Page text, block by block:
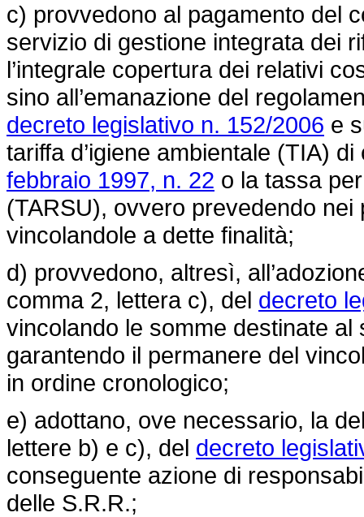
c) provvedono al pagamento del
servizio di gestione integrata dei
l’integrale copertura dei relativi
sino all’emanazione del
decreto legislativo n. 152/2006 e
tariffa d’igiene ambientale (TIA)
febbraio 1997, n. 22 o la tassa
(TARSU), ovvero prevedendo
vincolandole a dette finalità;
d) provvedono, altresì,
comma 2, lettera c), del decreto
vincolando le somme destinate
garantendo il permanere del
in ordine cronologico;
e) adottano, ove necessario, la
lettere b) e c), del decreto
conseguente azione di
delle S.R.R.;